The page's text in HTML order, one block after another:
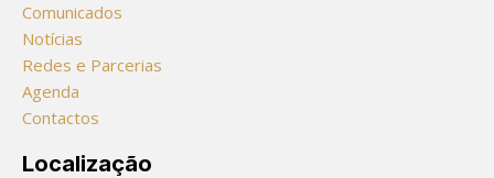
Comunicados
Notícias
Redes e Parcerias
Agenda
Contactos
Localização